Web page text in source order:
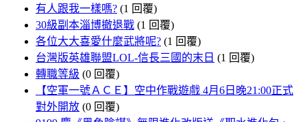
有人跟我一樣嗎? (1 回覆)
30級副本淄博撤退戰 (1 回覆)
各位大大喜愛什麼武將呢? (1 回覆)
台灣版英雄聯盟LOL-信長三國的末日 (1 回覆)
轉職等級 (0 回覆)
【空軍一號ＡＣＥ】空中作戰遊戲 4月6日晚21:00正式
對外開放 (0 回覆)